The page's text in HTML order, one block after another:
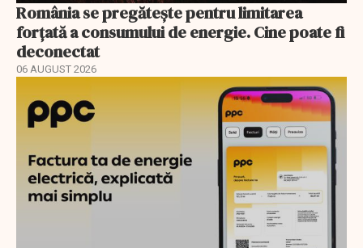
România se pregătește pentru limitarea
forțată a consumului de energie. Cine poate fi
deconectat
06 AUGUST 2026